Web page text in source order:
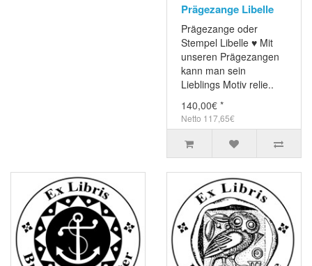
Prägezange Libelle
Prägezange oder
Stempel Libelle ♥ Mit
unseren Prägezangen
kann man sein
Lieblings Motiv relie..
140,00€ *
Netto 117,65€